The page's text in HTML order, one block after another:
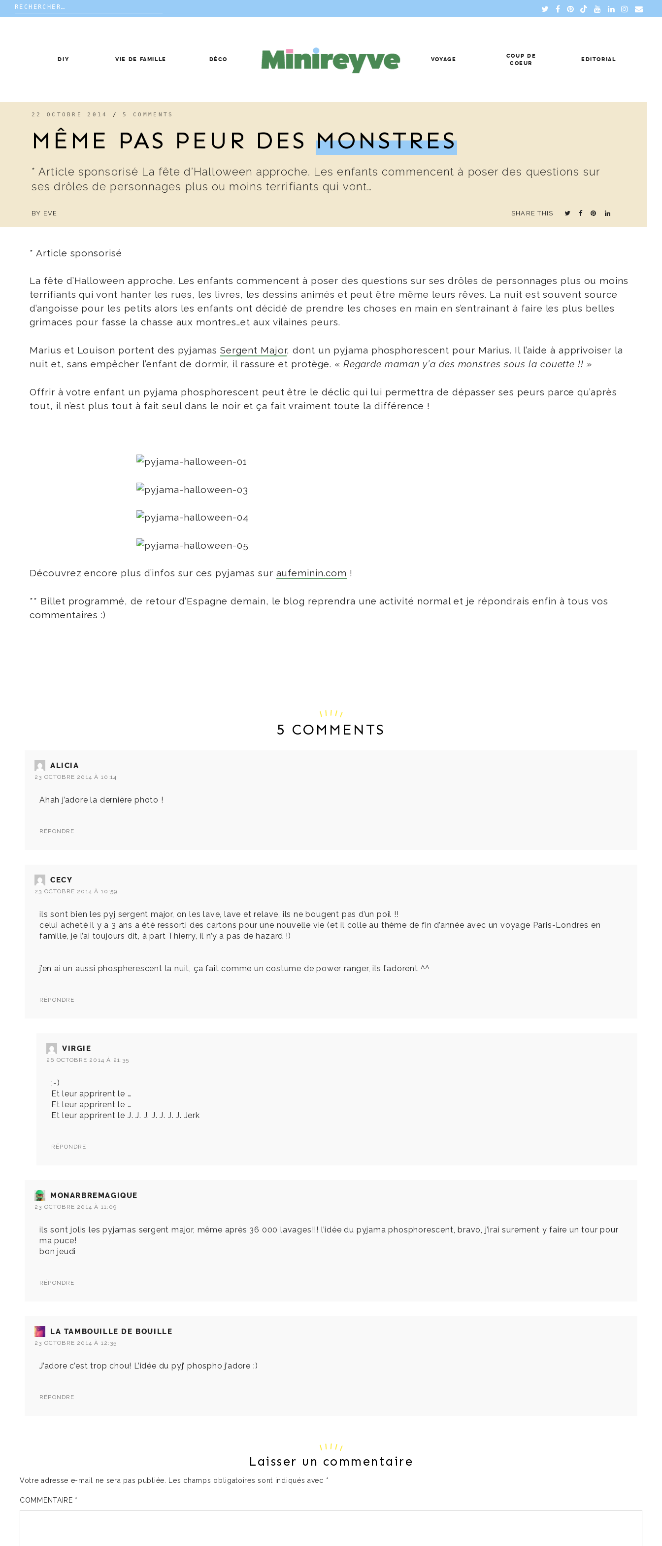
Rechercher :
DIY VIE DE FAMILLE DÉCO VOYAGE
COUP DE
COEUR
EDITORIAL
22 OCTOBRE 2014 /5 COMMENTS
MÊME PAS PEUR DESMONSTRES
* Article sponsorisé La fête d’Halloween approche. Les enfants commencent à poser des questions sur
ses drôles de personnages plus ou moins terrifiants qui vont…
BY EVE SHARE THIS
* Article sponsorisé
La fête d’Halloween approche. Les enfants commencent à poser des questions sur ses drôles de personnages plus ou moins
terrifiants qui vont hanter les rues, les livres, les dessins animés et peut être même leurs rêves. La nuit est souvent source
d’angoisse pour les petits alors les enfants ont décidé de prendre les choses en main en s’entrainant à faire les plus belles
grimaces pour fasse la chasse aux montres…et aux vilaines peurs.
Marius et Louison portent des pyjamasSergent Major, dont un pyjama phosphorescent pour Marius. Il l’aide à apprivoiser la
nuit et, sans empêcher l’enfant de dormir, il rassure et protège. « Regarde maman y’a des monstres sous la couette !! »
Offrir à votre enfant un pyjama phosphorescent ​peut être le déclic qui lui permettra de dépasser ses peurs parce qu’après
tout, il n’est plus tout à fait seul dans le noir et ça fait vraiment toute la différence !
Découvrez encore plus d’infos sur ces pyjamas sur aufeminin.com !
** Billet programmé, de retour d’Espagne demain, le blog reprendra une activité normal et je répondrais enfin à tous vos
commentaires :)
5 COMMENTS
ALICIA
23 OCTOBRE 2014 À 10:14
Ahah j’adore la dernière photo !
RÉPONDRE
CECY
23 OCTOBRE 2014 À 10:59
ils sont bien les pyj sergent major, on les lave, lave et relave, ils ne bougent pas d’un poil !!
celui acheté il y a 3 ans a été ressorti des cartons pour une nouvelle vie (et il colle au thème de fin d’année avec un voyage Paris-Londres en
famille, je l’ai toujours dit, à part Thierry, il n’y a pas de hazard !)
j’en ai un aussi phospherescent la nuit, ça fait comme un costume de power ranger, ils l’adorent ^^
RÉPONDRE
VIRGIE
26 OCTOBRE 2014 À 21:35
;-)
Et leur apprirent le …
Et leur apprirent le …
Et leur apprirent le J. J. J. J. J. J. J. Jerk
RÉPONDRE
MONARBREMAGIQUE
23 OCTOBRE 2014 À 11:09
ils sont jolis les pyjamas sergent major, même après 36 000 lavages!!! l’idée du pyjama phosphorescent, bravo, j’irai surement y faire un tour pour
ma puce!
bon jeudi
RÉPONDRE
LA TAMBOUILLE DE BOUILLE
23 OCTOBRE 2014 À 12:35
J’adore c’est trop chou! L’idée du pyj’ phospho j’adore :)
RÉPONDRE
Laisser un commentaire
Votre adresse e-mail ne sera pas publiée. Les champs obligatoires sont indiqués avec *
COMMENTAIRE *